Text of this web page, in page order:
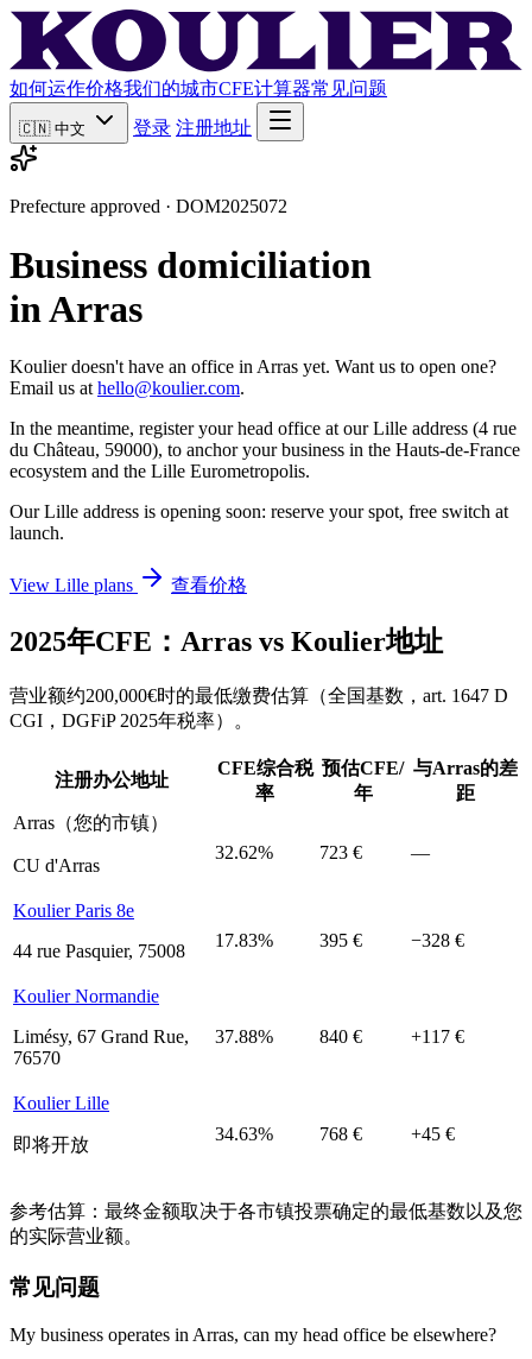
如何运作价格我们的城市CFE计算器常见问题
🇨🇳 中文 登录 注册地址
Prefecture approved · DOM2025072
Business domiciliation
in Arras
Koulier doesn't have an office in Arras yet. Want us to open one?
Email us at hello@koulier.com.
In the meantime, register your head office at our Lille address (4 rue
du Château, 59000), to anchor your business in the Hauts-de-France
ecosystem and the Lille Eurometropolis.
Our Lille address is opening soon: reserve your spot, free switch at
launch.
View Lille plans 查看价格
2025年CFE：Arras vs Koulier地址
营业额约200,000€时的最低缴费估算（全国基数，art. 1647 D
CGI，DGFiP 2025年税率）。
注册办公地址
CFE综合税
率
预估CFE/
年
与Arras的差
距
Arras（您的市镇）
CU d'Arras
32.62% 723 € —
Koulier Paris 8e
44 rue Pasquier, 75008
17.83% 395 € −328 €
Koulier Normandie
Limésy, 67 Grand Rue,
76570
37.88% 840 € +117 €
Koulier Lille
即将开放
34.63% 768 € +45 €
参考估算：最终金额取决于各市镇投票确定的最低基数以及您
的实际营业额。
常见问题
My business operates in Arras, can my head office be elsewhere?